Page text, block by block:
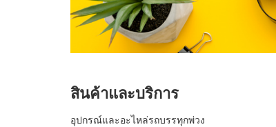
สินค้าและบริการ
อุปกรณ์และอะไหล่รถบรรทุกพ่วง